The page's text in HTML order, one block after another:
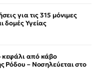
για τις 315 μόνιμες
δομές Υγείας
κεφάλι από κάβο
Ρόδου – Νοσηλεύεται στο